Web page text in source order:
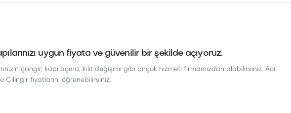
uygun fiyata ve güvenilir bir şekilde açıyoruz.
çilingir, kapı açma, kilit değişimi gibi birçok hizmeti firmamızdan alabilirsiniz. Acil
Çilingir fiyatlarını öğrenebilirsiniz.